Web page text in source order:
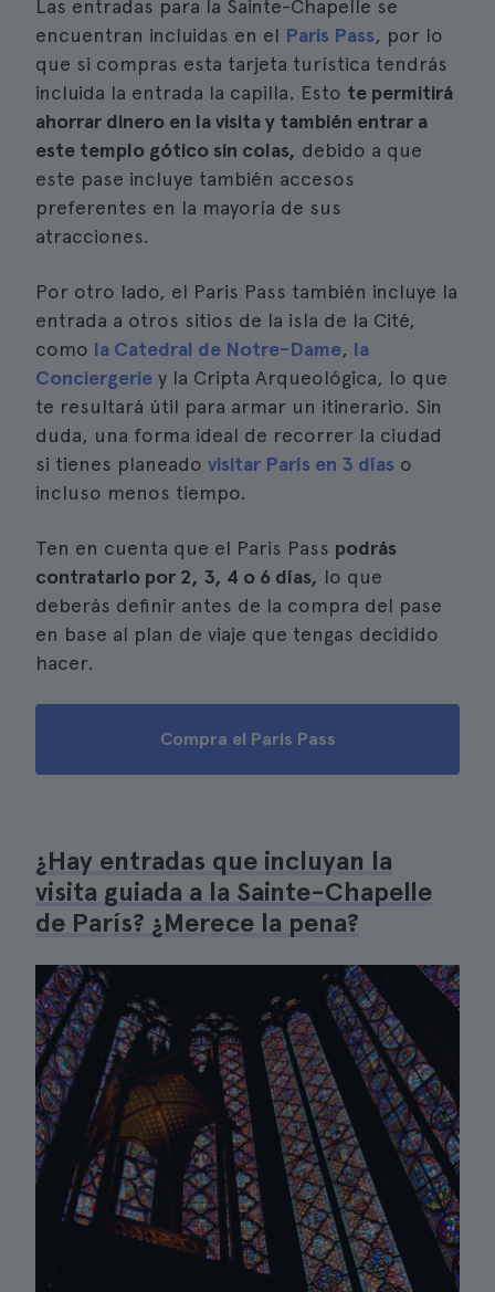
Las entradas para la Sainte-Chapelle se
encuentran incluidas en el Paris Pass, por lo
que si compras esta tarjeta turística tendrás
incluida la entrada la capilla. Esto te permitirá
ahorrar dinero en la visita y también entrar a
este templo gótico sin colas, debido a que
este pase incluye también accesos
preferentes en la mayoría de sus
atracciones.
Por otro lado, el Paris Pass también incluye la
entrada a otros sitios de la isla de la Cité,
como la Catedral de Notre-Dame, la
Conciergerie y la Cripta Arqueológica, lo que
te resultará útil para armar un itinerario. Sin
duda, una forma ideal de recorrer la ciudad
si tienes planeado visitar París en 3 días o
incluso menos tiempo.
Ten en cuenta que el Paris Pass podrás
contratarlo por 2, 3, 4 o 6 días, lo que
deberás definir antes de la compra del pase
en base al plan de viaje que tengas decidido
hacer.
Compra el Paris Pass
¿Hay entradas que incluyan la
visita guiada a la Sainte-Chapelle
de París? ¿Merece la pena?